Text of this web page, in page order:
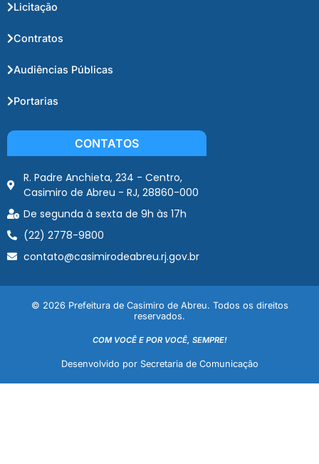
Licitação
Contratos
Audiências Públicas
Portarias
CONTATOS
R. Padre Anchieta, 234 - Centro,
Casimiro de Abreu - RJ, 28860-000
De segunda à sexta de 9h às 17h
(22) 2778-9800
contato@casimirodeabreu.rj.gov.br
© 2026 Prefeitura de Casimiro de Abreu. Todos os direitos
reservados.
COM VOCÊ E POR VOCÊ, SEMPRE!
Desenvolvido por Secretaria de Comunicação